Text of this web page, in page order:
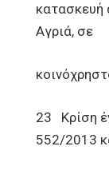
κατασκευή
Αγριά, σε
23 Κρίση
552/2013